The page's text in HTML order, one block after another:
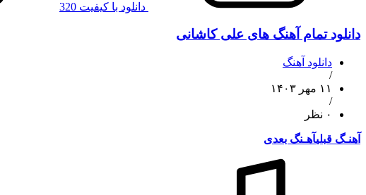
دانلود با کیفیت 320
دانلود تمام آهنگ های علی کاشانی
دانلود آهنگ
/
۱۱ مهر ۱۴۰۳
/
۰ نظر
آهنـگ قبلیآهـنگ بعدی